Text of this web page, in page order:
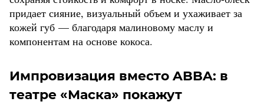
придает сияние, визуальный объем и ухаживает за
кожей губ — благодаря малиновому маслу и
компонентам на основе кокоса.
Импровизация вместо ABBA: в
театре «Маска» покажут